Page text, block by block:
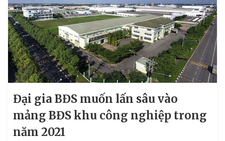
Đại gia BĐS muốn lấn sâu vào
mảng BĐS khu công nghiệp trong
năm 2021